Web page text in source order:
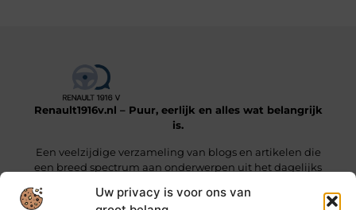
Uw privacy is voor ons van
Renault1916v.nl – Puur, eerlijk en alles wat belangrijk
is.
Een veelzijdige verzameling van blogs en artikelen die
een breed spectrum aan onderwerpen uit het dagelijks